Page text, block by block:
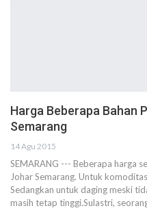
Harga Beberapa Bahan
Semarang
14 Agu 2015
SEMARANG --- Beberapa harga
Johar Semarang. Untuk
Sedangkan untuk daging meski
masih tetap tinggi.Sulastri,